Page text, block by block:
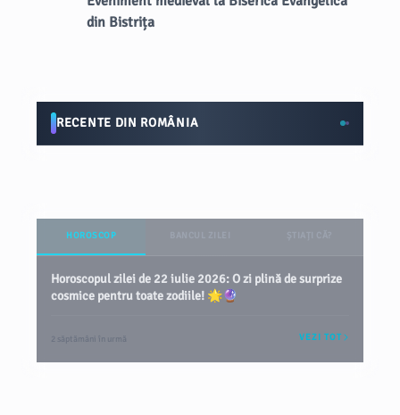
din Bistrița
RECENTE DIN ROMÂNIA
HOROSCOP
Horoscopul zilei de 22 iulie 2026: O zi plină de surprize
cosmice pentru toate zodiile! 🌟🔮
2 săptămâni în urmă VEZI TOT